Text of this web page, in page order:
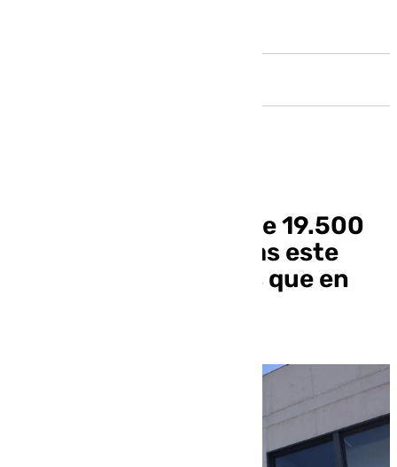
El 112 gestiona más de 19.500
avisos de emergencias este
verano, un 3,13% más que en